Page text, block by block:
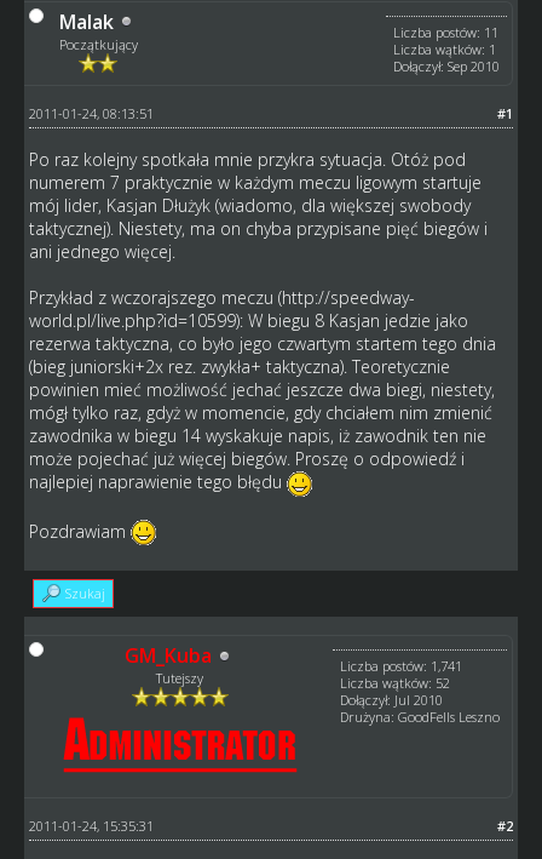
Malak
Początkujący
Liczba postów: 11
Liczba wątków: 1
Dołączył: Sep 2010
#1
2011-01-24, 08:13:51
Po raz kolejny spotkała mnie przykra sytuacja. Otóż pod
numerem 7 praktycznie w każdym meczu ligowym startuje
mój lider, Kasjan Dłużyk (wiadomo, dla większej swobody
taktycznej). Niestety, ma on chyba przypisane pięć biegów i
ani jednego więcej.
Przykład z wczorajszego meczu (http://speedway-
world.pl/live.php?id=10599): W biegu 8 Kasjan jedzie jako
rezerwa taktyczna, co było jego czwartym startem tego dnia
(bieg juniorski+2x rez. zwykła+ taktyczna). Teoretycznie
powinien mieć możliwość jechać jeszcze dwa biegi, niestety,
mógł tylko raz, gdyż w momencie, gdy chciałem nim zmienić
zawodnika w biegu 14 wyskakuje napis, iż zawodnik ten nie
może pojechać już więcej biegów. Proszę o odpowiedź i
najlepiej naprawienie tego błędu
Pozdrawiam
Szukaj
GM_Kuba
Tutejszy
Liczba postów: 1,741
Liczba wątków: 52
Dołączył: Jul 2010
Drużyna: GoodFells Leszno
#2
2011-01-24, 15:35:31